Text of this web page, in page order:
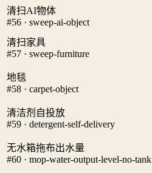
清扫AI物体
#56 · sweep-ai-object
清扫家具
#57 · sweep-furniture
地毯
#58 · carpet-object
清洁剂自投放
#59 · detergent-self-delivery
无水箱拖布出水量
#60 · mop-water-output-level-no-tank